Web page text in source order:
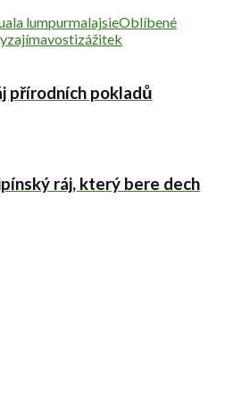
lumpurmalajsieOblíbené
zajímavostizážitek
přírodních pokladů
ráj, který bere dech